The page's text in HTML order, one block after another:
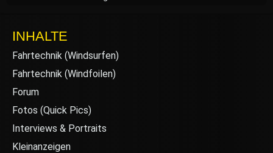
INHALTE
Fahrtechnik (Windsurfen)
Fahrtechnik (Windfoilen)
Forum
Fotos (Quick Pics)
Interviews & Portraits
Kleinanzeigen